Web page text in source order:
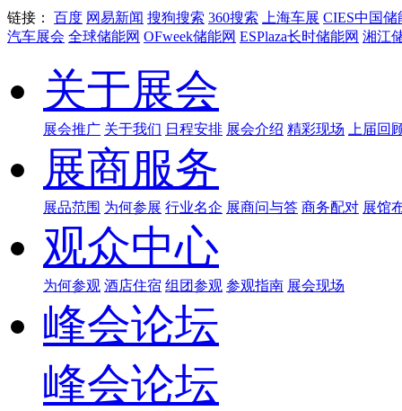
链接： 百度 网易新闻 搜狗搜索 360搜索 上海车展 CIES中国储
汽车展会 全球储能网 OFweek储能网 ESPlaza长时储能网 湘江
关于展会
展会推广 关于我们 日程安排 展会介绍 精彩现场 上届回
展商服务
展品范围 为何参展 行业名企 展商问与答 商务配对 展馆
观众中心
为何参观 酒店住宿 组团参观 参观指南 展会现场
峰会论坛
峰会论坛